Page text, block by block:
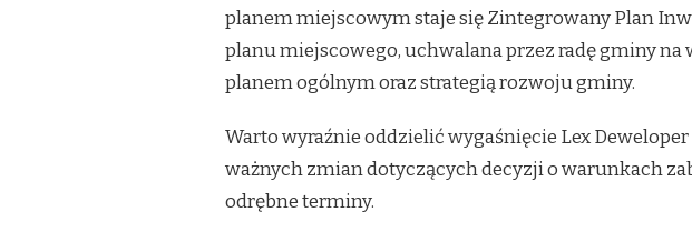
planem miejscowym staje się Zintegrowany Plan
planu miejscowego, uchwalana przez radę gminy na
planem ogólnym oraz strategią rozwoju gminy.
Warto wyraźnie oddzielić wygaśnięcie Lex
ważnych zmian dotyczących decyzji o warunkach
odrębne terminy.